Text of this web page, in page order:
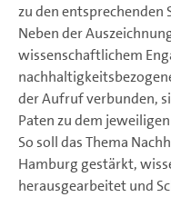
zu den entsprechenden
Neben der
wissenschaftlichem
der Aufruf verbunden,
Paten zu dem
So soll das Thema
Hamburg gestärkt,
herausgearbeitet und